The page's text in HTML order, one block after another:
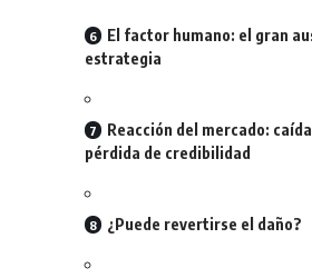
El factor humano: el gran
estrategia
Reacción del mercado:
pérdida de credibilidad
¿Puede revertirse el daño?